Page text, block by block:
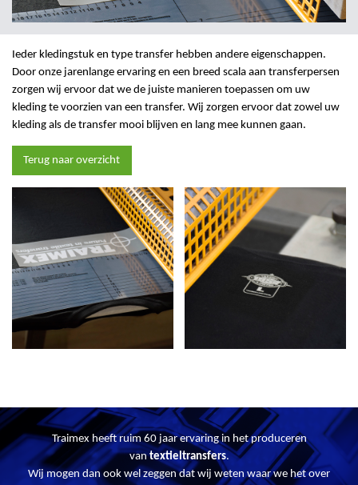
Ieder kledingstuk en type transfer hebben andere eigenschappen.
Door onze jarenlange ervaring en een breed scala aan transferpersen
zorgen wij ervoor dat we de juiste manieren toepassen om uw
kleding te voorzien van een transfer. Wij zorgen ervoor dat zowel uw
kleding als de transfer mooi blijven en lang mee kunnen gaan.
Terug naar overzicht
Traimex heeft ruim 60 jaar ervaring in het produceren
vantextieltransfers.
Wij mogen dan ook wel zeggen dat wij weten waar we het over